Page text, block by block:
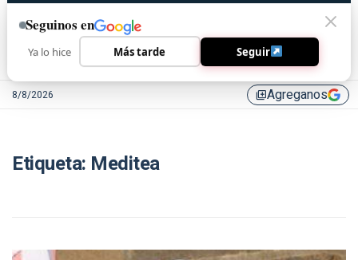
8/8/2026 library_addAgreganos
Etiqueta: Meditea
Seguinos en
Ya lo hice Más tarde Seguir